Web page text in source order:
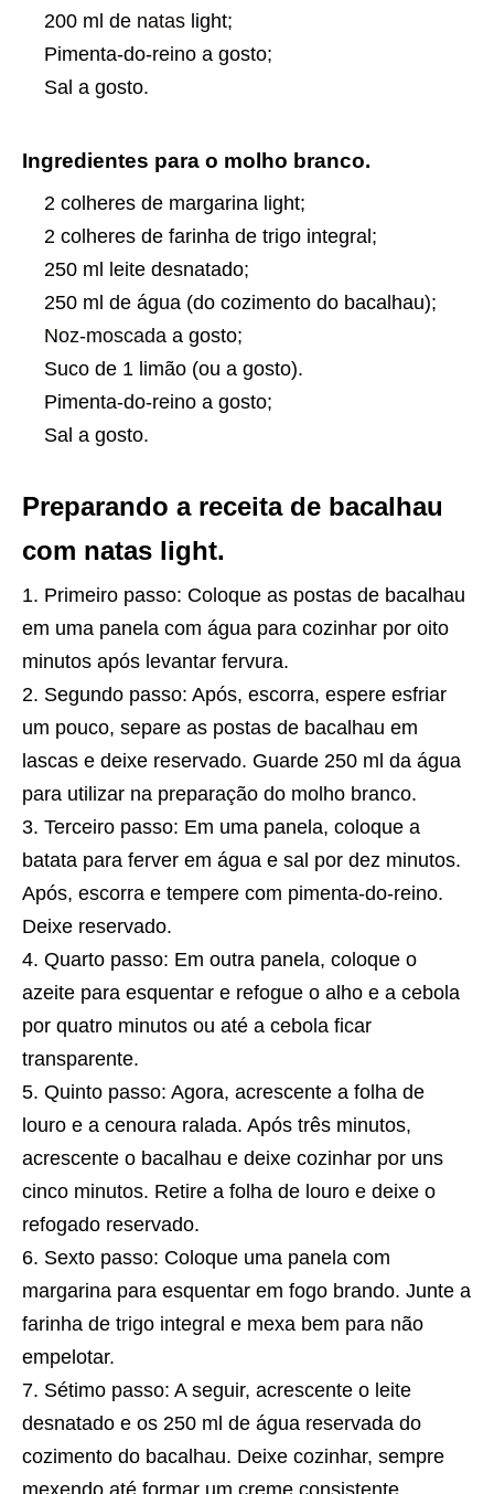
200 ml de natas light;
Pimenta-do-reino a gosto;
Sal a gosto.
Ingredientes para o molho branco.
2 colheres de margarina light;
2 colheres de farinha de trigo integral;
250 ml leite desnatado;
250 ml de água (do cozimento do bacalhau);
Noz-moscada a gosto;
Suco de 1 limão (ou a gosto).
Pimenta-do-reino a gosto;
Sal a gosto.
Preparando a receita de bacalhau
com natas light.
Primeiro passo: Coloque as postas de bacalhau
em uma panela com água para cozinhar por oito
minutos após levantar fervura.
Segundo passo: Após, escorra, espere esfriar
um pouco, separe as postas de bacalhau em
lascas e deixe reservado. Guarde 250 ml da água
para utilizar na preparação do molho branco.
Terceiro passo: Em uma panela, coloque a
batata para ferver em água e sal por dez minutos.
Após, escorra e tempere com pimenta-do-reino.
Deixe reservado.
Quarto passo: Em outra panela, coloque o
azeite para esquentar e refogue o alho e a cebola
por quatro minutos ou até a cebola ficar
transparente.
Quinto passo: Agora, acrescente a folha de
louro e a cenoura ralada. Após três minutos,
acrescente o bacalhau e deixe cozinhar por uns
cinco minutos. Retire a folha de louro e deixe o
refogado reservado.
Sexto passo: Coloque uma panela com
margarina para esquentar em fogo brando. Junte a
farinha de trigo integral e mexa bem para não
empelotar.
Sétimo passo: A seguir, acrescente o leite
desnatado e os 250 ml de água reservada do
cozimento do bacalhau. Deixe cozinhar, sempre
mexendo até formar um creme consistente